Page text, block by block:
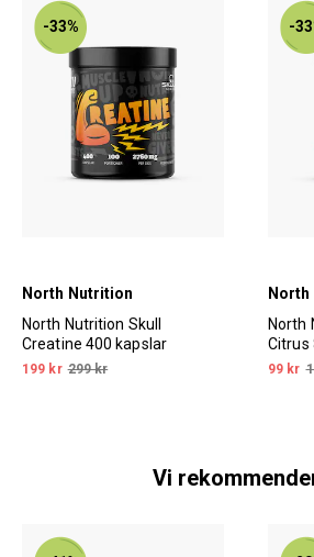
-33%
North Nutrition
North Nutrition Skull
Creatine 400 kapslar
199 kr 299 kr
-
North
Citrus
99 kr
Vi